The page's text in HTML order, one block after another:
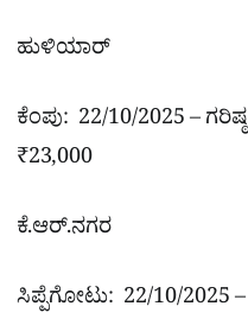
ಹುಳಿಯಾರ್
ಕೆಂಪು: 22/10/2025 –
₹23,000
ಕೆ.ಆರ್.ನಗರ
ಸಿಪ್ಪೆಗೋಟು: 22/10/2025 –